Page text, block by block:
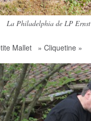
La Philadelphia de LP Ernst
Mallet » Cliquetine »